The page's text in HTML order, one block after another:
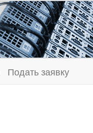
Подать заявку